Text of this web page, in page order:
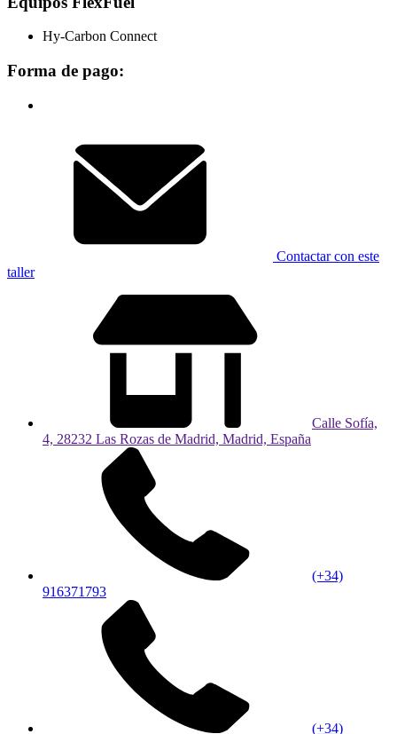
Hy-Carbon Connect
Forma de pago:
Contactar con este
taller
Calle Sofía,
4, 28232 Las Rozas de Madrid, Madrid, España
(+34)
916371793
(+34)